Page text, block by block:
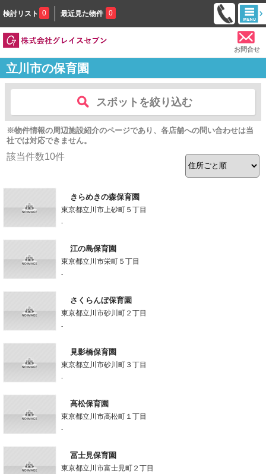
検討リスト 0 最近見た物件 0
お問合せ
立川市の保育園
スポットを絞り込む
※物件情報の周辺施設紹介のページであり、各店舗への問い合わせは当
社では対応できません。
該当件数10件
きらめきの森保育園
東京都立川市上砂町５丁目
-
江の島保育園
東京都立川市栄町５丁目
-
さくらんぼ保育園
東京都立川市砂川町２丁目
-
見影橋保育園
東京都立川市砂川町３丁目
-
高松保育園
東京都立川市高松町１丁目
-
冨士見保育園
東京都立川市富士見町２丁目